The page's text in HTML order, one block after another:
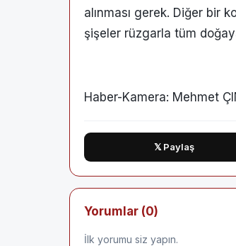
alınması gerek. Diğer bir
şişeler rüzgarla tüm
Haber-Kamera: Mehmet
𝕏 Paylaş
Yorumlar (0)
İlk yorumu siz yapın.